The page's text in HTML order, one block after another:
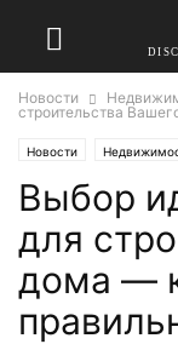
Новости
строительства
Новости
Выбор
для
дома —